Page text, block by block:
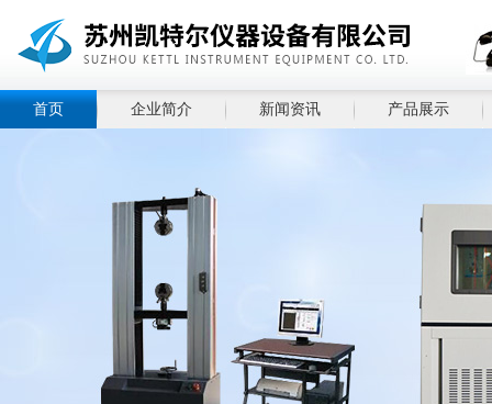
首页 企业简介 新闻资讯 产品展示